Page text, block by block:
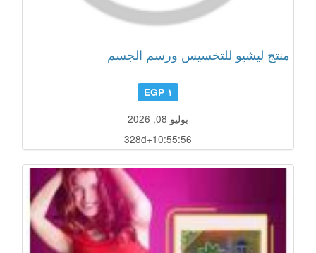
منتج ليشيو للتخسيس ورسم الجسم
١ EGP
يوليو 08, 2026
328d+10:55:53